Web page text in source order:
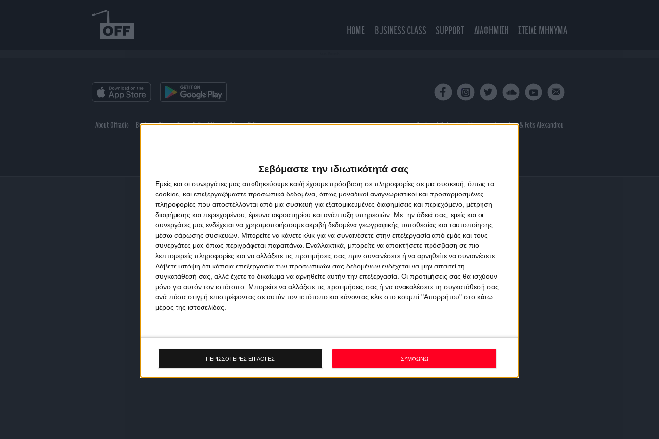
Σεβόμαστε την ιδιωτικότητά σας
Εμείς και οι συνεργάτες μας αποθηκεύουμε και/ή έχουμε πρόσβαση σε πληροφορίες σε μια συσκευή, όπως τα
cookies, και επεξεργαζόμαστε προσωπικά δεδομένα, όπως μοναδικοί αναγνωριστικοί και προσαρμοσμένες
πληροφορίες που αποστέλλονται από μια συσκευή για εξατομικευμένες διαφημίσεις και περιεχόμενο, μέτρηση
διαφήμισης και περιεχομένου, έρευνα ακροατηρίου και ανάπτυξη υπηρεσιών. Με την άδειά σας, εμείς και οι
συνεργάτες μας ενδέχεται να χρησιμοποιήσουμε ακριβή δεδομένα γεωγραφικής τοποθεσίας και ταυτοποίησης
μέσω σάρωσης συσκευών. Μπορείτε να κάνετε κλικ για να συναινέσετε στην επεξεργασία από εμάς και τους
συνεργάτες μας όπως περιγράφεται παραπάνω. Εναλλακτικά, μπορείτε να αποκτήσετε πρόσβαση σε πιο
λεπτομερείς πληροφορίες και να αλλάξετε τις προτιμήσεις σας πριν συναινέσετε ή να αρνηθείτε να συναινέσετε.
Λάβετε υπόψη ότι κάποια επεξεργασία των προσωπικών σας δεδομένων ενδέχεται να μην απαιτεί τη
συγκατάθεσή σας, αλλά έχετε το δικαίωμα να αρνηθείτε αυτήν την επεξεργασία. Οι προτιμήσεις σας θα ισχύουν
μόνο για αυτόν τον ιστότοπο. Μπορείτε να αλλάξετε τις προτιμήσεις σας ή να ανακαλέσετε τη συγκατάθεσή σας
ανά πάσα στιγμή επιστρέφοντας σε αυτόν τον ιστότοπο και κάνοντας κλικ στο κουμπί "Απορρήτου" στο κάτω
μέρος της ιστοσελίδας.
ΠΕΡΙΣΣΟΤΕΡΕΣ ΕΠΙΛΟΓΕΣ ΣΥΜΦΩΝΩ
HOME BUSINESS CLASS SUPPORT ΔΙΑΦΗΜΙΣΗ ΣΤΕΙΛΕ ΜΗΝΥΜΑ
About Offradio Business Class Terms & Conditions Privacy Policy Designed & developed byporcupine colors& Fotis Alexandrou